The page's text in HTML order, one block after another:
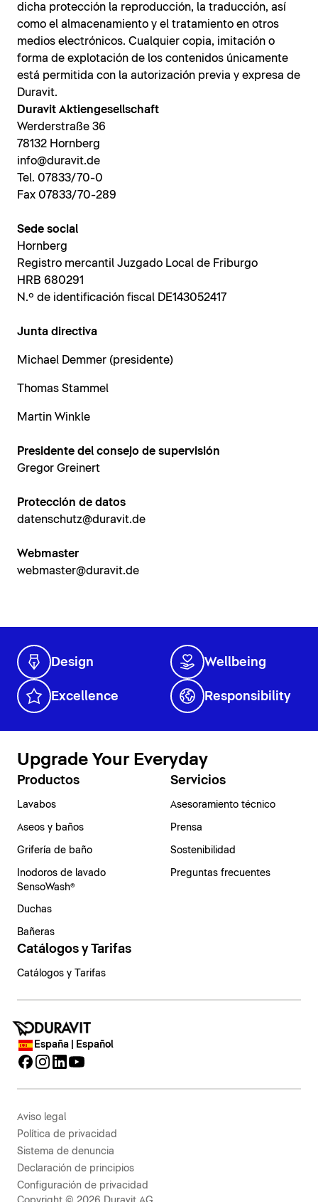
dicha protección la reproducción, la traducción, así
como el almacenamiento y el tratamiento en otros
medios electrónicos. Cualquier copia, imitación o
forma de explotación de los contenidos únicamente
está permitida con la autorización previa y expresa de
Duravit.
Duravit Aktiengesellschaft
Werderstraße 36
78132 Hornberg
info@duravit.de
Tel. 07833/70-0
Fax 07833/70-289
Sede social
Hornberg
Registro mercantil Juzgado Local de Friburgo
HRB 680291
N.º de identificación fiscal DE143052417
Junta directiva
Michael Demmer (presidente)
Thomas Stammel
Martin Winkle
Presidente del consejo de supervisión
Gregor Greinert
Protección de datos
datenschutz@duravit.de
Webmaster
webmaster@duravit.de
Design Wellbeing
Excellence Responsibility
Upgrade Your Everyday
Productos
Lavabos
Aseos y baños
Grifería de baño
Inodoros de lavado
SensoWash®
Duchas
Bañeras
Servicios
Asesoramiento técnico
Prensa
Sostenibilidad
Preguntas frecuentes
Catálogos y Tarifas
Catálogos y Tarifas
España | Español
Aviso legal
Política de privacidad
Sistema de denuncia
Declaración de principios
Configuración de privacidad